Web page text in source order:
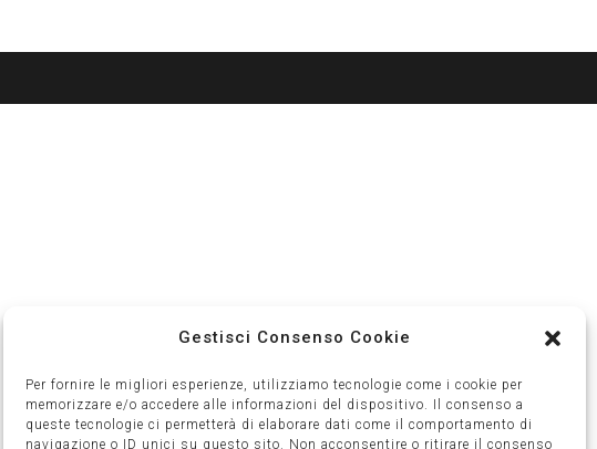
Gestisci Consenso Cookie
Per fornire le migliori esperienze, utilizziamo tecnologie come i cookie per
memorizzare e/o accedere alle informazioni del dispositivo. Il consenso a
queste tecnologie ci permetterà di elaborare dati come il comportamento di
navigazione o ID unici su questo sito. Non acconsentire o ritirare il consenso